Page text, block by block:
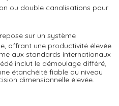
ou double canalisations pour
sur un système
offrant une productivité élevée
aux standards internationaux
inclut le démoulage différé,
étanchéité fiable au niveau
dimensionnelle élevée.